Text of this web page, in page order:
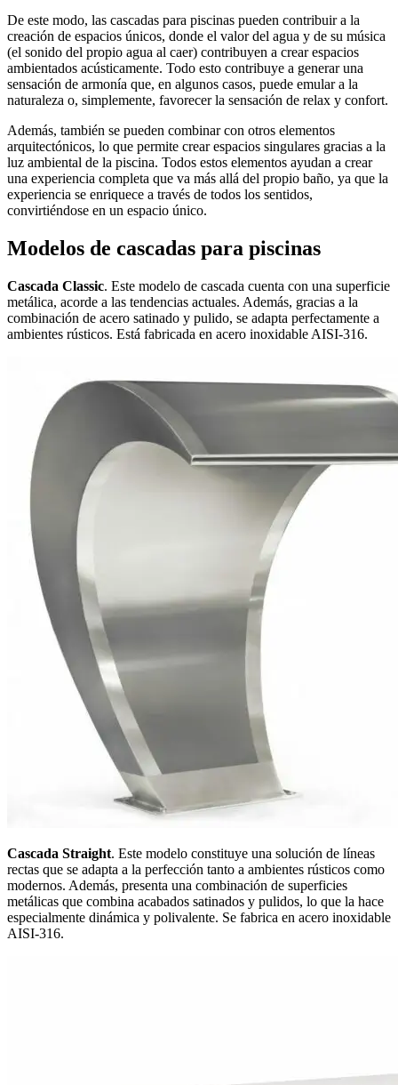
De este modo, las cascadas para piscinas pueden contribuir a la
creación de espacios únicos, donde el valor del agua y de su música
(el sonido del propio agua al caer) contribuyen a crear espacios
ambientados acústicamente. Todo esto contribuye a generar una
sensación de armonía que, en algunos casos, puede emular a la
naturaleza o, simplemente, favorecer la sensación de relax y confort.
Además, también se pueden combinar con otros elementos
arquitectónicos, lo que permite crear espacios singulares gracias a la
luz ambiental de la piscina. Todos estos elementos ayudan a crear
una experiencia completa que va más allá del propio baño, ya que la
experiencia se enriquece a través de todos los sentidos,
convirtiéndose en un espacio único.
Modelos de cascadas para piscinas
Cascada Classic. Este modelo de cascada cuenta con una superficie
metálica, acorde a las tendencias actuales. Además, gracias a la
combinación de acero satinado y pulido, se adapta perfectamente a
ambientes rústicos. Está fabricada en acero inoxidable AISI-316.
Cascada Straight. Este modelo constituye una solución de líneas
rectas que se adapta a la perfección tanto a ambientes rústicos como
modernos. Además, presenta una combinación de superficies
metálicas que combina acabados satinados y pulidos, lo que la hace
especialmente dinámica y polivalente. Se fabrica en acero inoxidable
AISI-316.